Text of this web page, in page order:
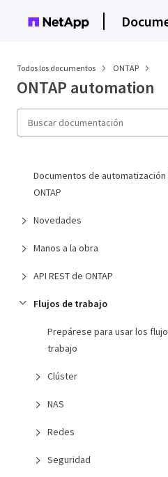
Todos los documentos ONTAP
ONTAP automation
Documentos de automatización
ONTAP
Novedades
Manos a la obra
API REST de ONTAP
Flujos de trabajo
Prepárese para usar los
trabajo
Clúster
NAS
Redes
Seguridad